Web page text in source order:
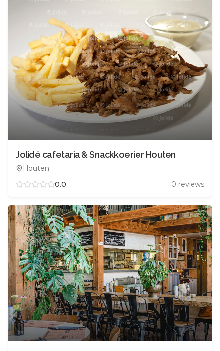
Jolidé cafetaria & Snackkoerier Houten
Houten
0.0
0 reviews